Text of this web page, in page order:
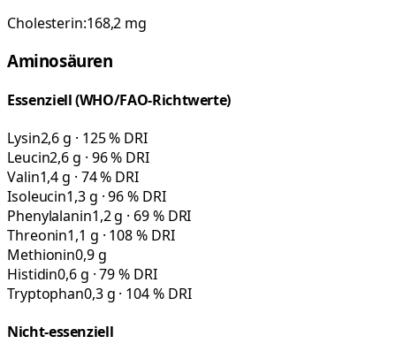
Cholesterin:168,2 mg
Aminosäuren
Essenziell (WHO/FAO-Richtwerte)
Lysin2,6 g · 125 % DRI
Leucin2,6 g · 96 % DRI
Valin1,4 g · 74 % DRI
Isoleucin1,3 g · 96 % DRI
Phenylalanin1,2 g · 69 % DRI
Threonin1,1 g · 108 % DRI
Methionin0,9 g
Histidin0,6 g · 79 % DRI
Tryptophan0,3 g · 104 % DRI
Nicht-essenziell